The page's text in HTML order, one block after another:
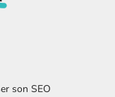
son SEO